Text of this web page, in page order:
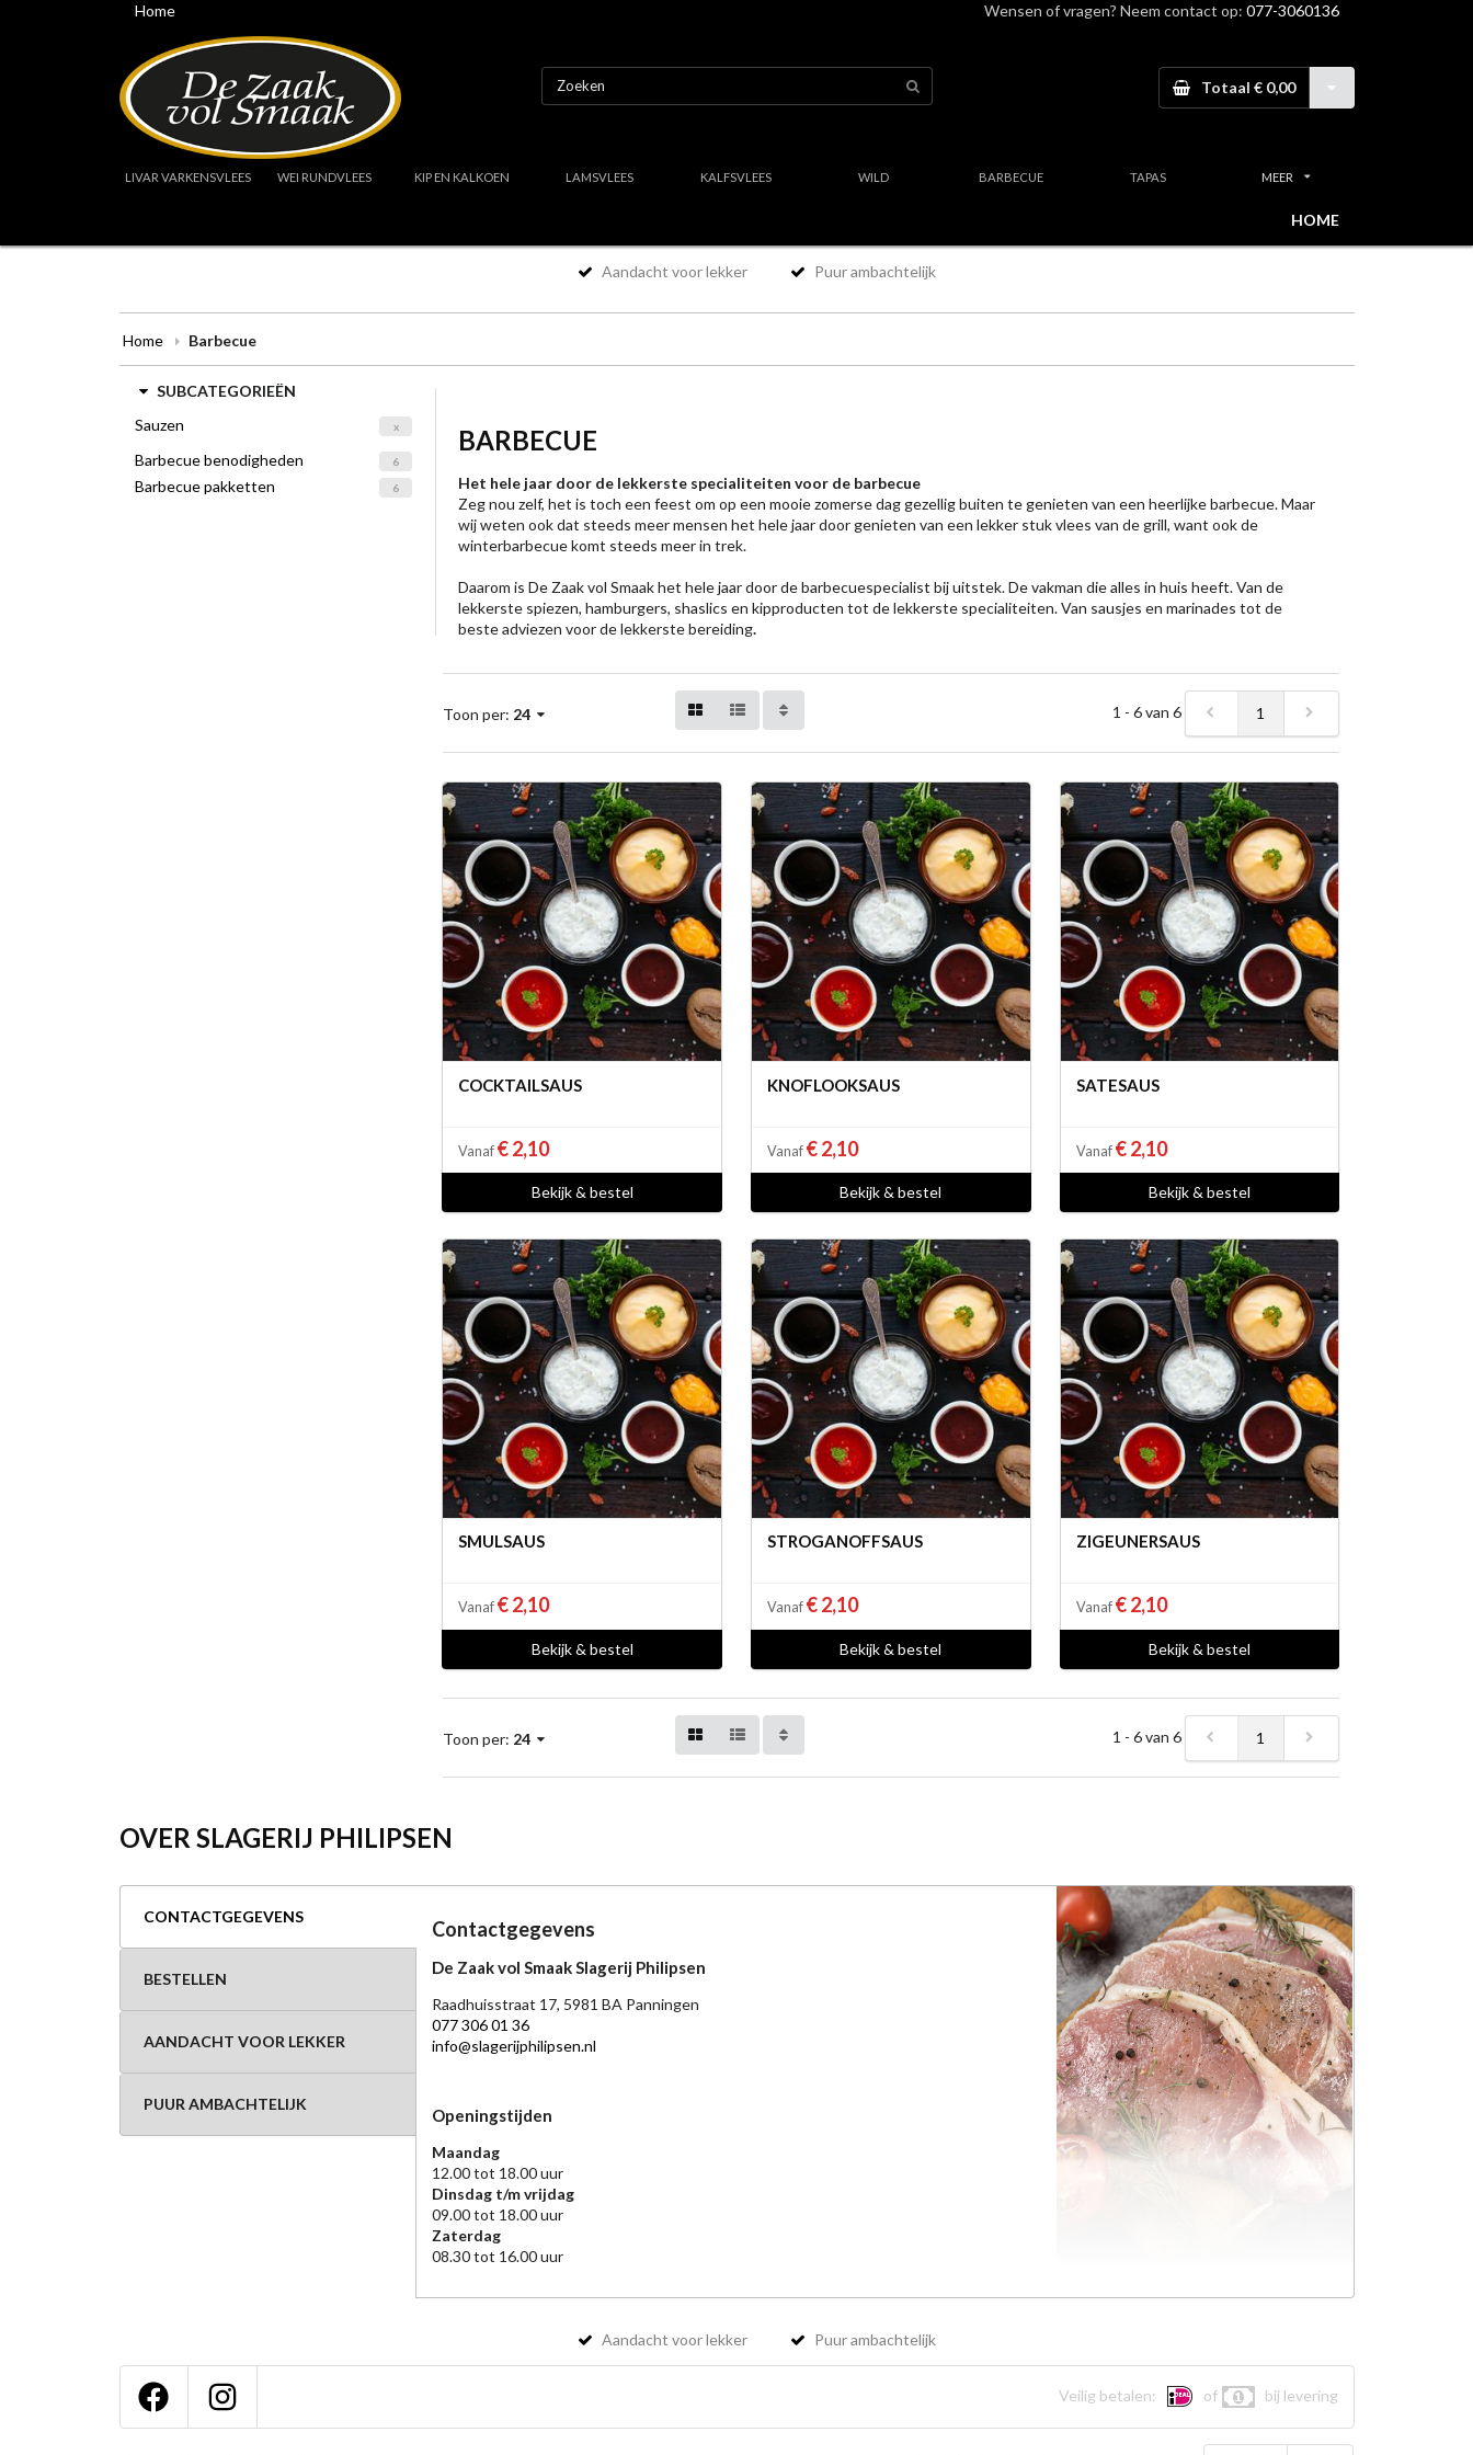
Home Wensen of vragen? Neem contact op: 077-3060136
Totaal € 0,00
LIVAR VARKENSVLEES WEI RUNDVLEES KIP EN KALKOEN LAMSVLEES KALFSVLEES WILD BARBECUE TAPAS MEER
HOME
Aandacht voor lekker Puur ambachtelijk
Home Barbecue
SUBCATEGORIEËN
Sauzen
x
Barbecue benodigheden 6
Barbecue pakketten 6
BARBECUE
Het hele jaar door de lekkerste specialiteiten voor de barbecue
Zeg nou zelf, het is toch een feest om op een mooie zomerse dag gezellig buiten te genieten van een heerlijke barbecue. Maar
wij weten ook dat steeds meer mensen het hele jaar door genieten van een lekker stuk vlees van de grill, want ook de
winterbarbecue komt steeds meer in trek.
Daarom is De Zaak vol Smaak het hele jaar door de barbecuespecialist bij uitstek. De vakman die alles in huis heeft. Van de
lekkerste spiezen, hamburgers, shaslics en kipproducten tot de lekkerste specialiteiten. Van sausjes en marinades tot de
beste adviezen voor de lekkerste bereiding.
Toon per: 24 1 - 6 van 6 1
COCKTAILSAUS
Vanaf € 2,10
Bekijk & bestel
KNOFLOOKSAUS
Vanaf € 2,10
Bekijk & bestel
SATESAUS
Vanaf € 2,10
Bekijk & bestel
SMULSAUS
Vanaf € 2,10
Bekijk & bestel
STROGANOFFSAUS
Vanaf € 2,10
Bekijk & bestel
ZIGEUNERSAUS
Vanaf € 2,10
Bekijk & bestel
Toon per: 24 1 - 6 van 6 1
OVER SLAGERIJ PHILIPSEN
CONTACTGEGEVENS
BESTELLEN
AANDACHT VOOR LEKKER
PUUR AMBACHTELIJK
Contactgegevens
De Zaak vol Smaak Slagerij Philipsen
Raadhuisstraat 17, 5981 BA Panningen
077 306 01 36
info@slagerijphilipsen.nl
Openingstijden
Maandag
12.00 tot 18.00 uur
Dinsdag t/m vrijdag
09.00 tot 18.00 uur
Zaterdag
08.30 tot 16.00 uur
Aandacht voor lekker Puur ambachtelijk
Veilig betalen: of bij levering